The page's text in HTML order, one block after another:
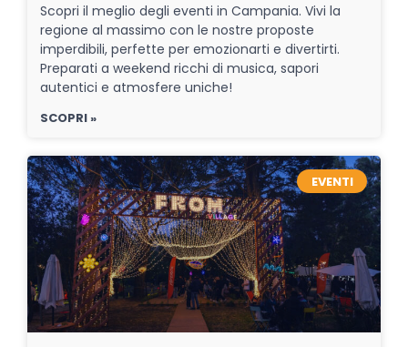
Scopri il meglio degli eventi in Campania. Vivi la
regione al massimo con le nostre proposte
imperdibili, perfette per emozionarti e divertirti.
Preparati a weekend ricchi di musica, sapori
autentici e atmosfere uniche!
SCOPRI »
EVENTI